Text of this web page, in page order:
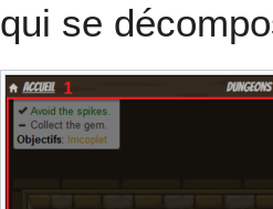
qui se